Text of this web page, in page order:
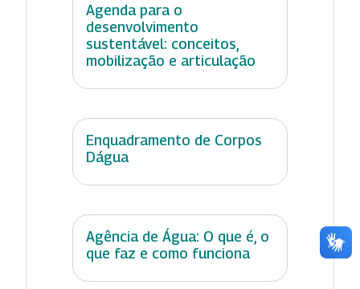
Agenda para o
desenvolvimento
sustentável: conceitos,
mobilização e articulação
Enquadramento de Corpos
Dágua
Agência de Água: O que é, o
que faz e como funciona